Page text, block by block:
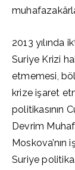
2013 yılında
Suriye Krizi
etmemesi,
krize işaret
politikasının
Devrim
Moskova’nın
Suriye